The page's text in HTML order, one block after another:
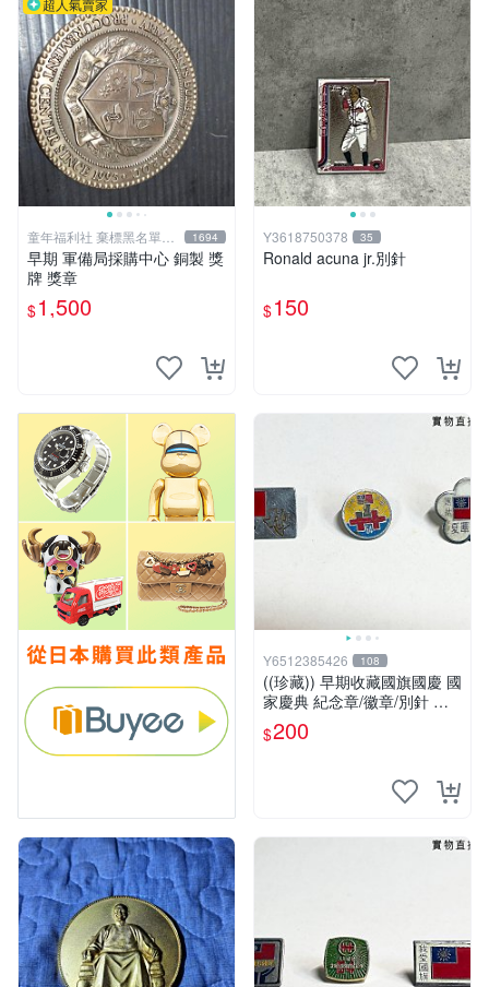
超人氣賣家
童年福利社 棄標黑名單&
負評
1694
早期 軍備局採購中心 銅製 獎
牌 獎章
$1,500
Y3618750378 35
Ronald acuna jr.別針
$150
Y6512385426 108
((珍藏)) 早期收藏國旗國慶 國
家慶典 紀念章/徽章/別針 罕
見收藏品
$200